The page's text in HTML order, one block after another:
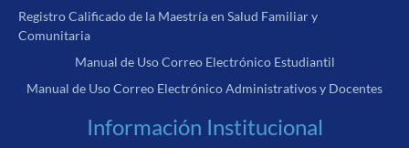
Registro Calificado de la Maestría en Salud Familiar y
Comunitaria
Manual de Uso Correo Electrónico Estudiantil
Manual de Uso Correo Electrónico Administrativos y Docentes
Información Institucional